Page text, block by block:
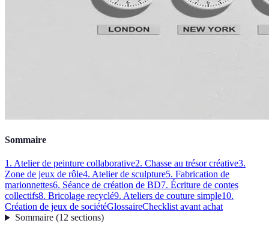
Sommaire
1. Atelier de peinture collaborative2. Chasse au trésor créative3.
Zone de jeux de rôle4. Atelier de sculpture5. Fabrication de
marionnettes6. Séance de création de BD7. Écriture de contes
collectifs8. Bricolage recyclé9. Ateliers de couture simple10.
Création de jeux de sociétéGlossaireChecklist avant achat
Sommaire(12 sections)